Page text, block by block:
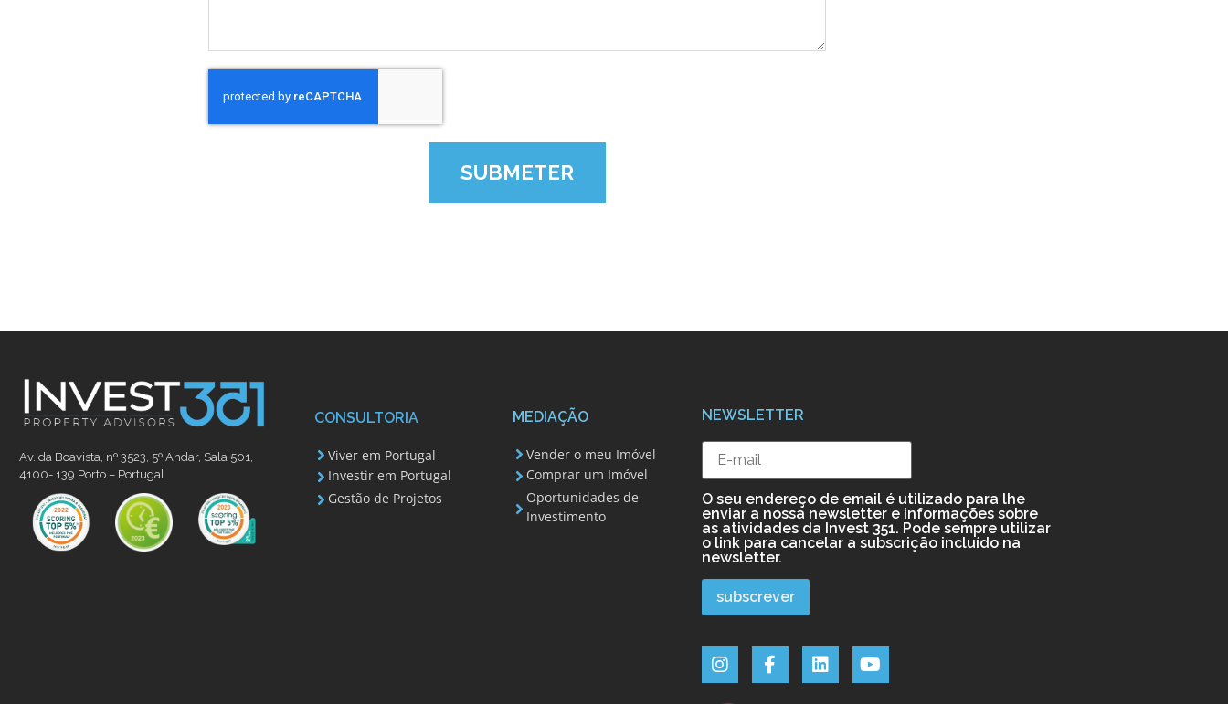
SUBMETER
Av. da Boavista, nº 3523, 5º Andar, Sala 501,
4100- 139 Porto – Portugal
CONSULTORIA
Viver em Portugal
Investir em Portugal
Gestão de Projetos
MEDIAÇÃO
Vender o meu Imóvel
Comprar um Imóvel
Oportunidades de
Investimento
NEWSLETTER
O seu endereço de email é utilizado para lhe
enviar a nossa newsletter e informações sobre
as atividades da Invest 351. Pode sempre utilizar
o link para cancelar a subscrição incluído na
newsletter.